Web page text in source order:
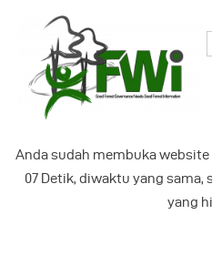
Anda sudah membuka
08 Detik, diwaktu yang sama,
yang
Kampanye